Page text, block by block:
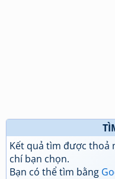
Kết quả tìm được thoả
chí bạn chọn.
Bạn có thể tìm bằng